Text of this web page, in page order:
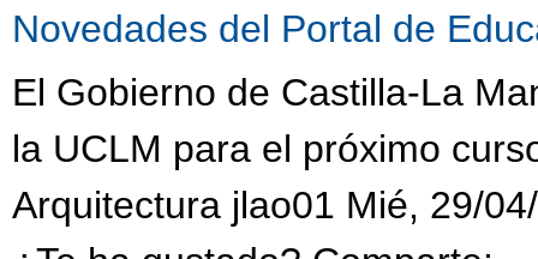
Novedades del Portal de
El Gobierno de Castilla-La
la UCLM para el próximo
Arquitectura jlao01 Mié, 29/